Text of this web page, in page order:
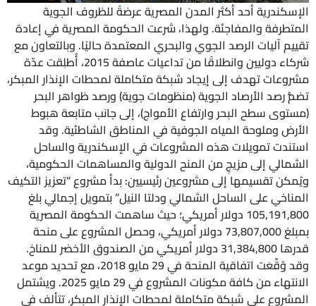
الإسكندرية أحد أكثر المدن المصرية عرضةً للظروف الجوية
المتطرفة والمفاجئة. ولهذا، شرعت الحكومة المصرية في إعادة
تقييم آليات الرصد الجوي والبحري المعتمدة حاليًا. وبالتعاون مع
شركاء دوليين وانطلاقًا من تداعيات عاصفة 2015، أُطلِقت عدّة
مشروعات تهدف إلى إيجاد شبكة متكاملة لمحطات الإنذار المبكر،
تضمُّ رصد الأرصاد الجوية (منظومات جوية) ورصد ظواهر البحر
(مستوى سطح البحر وارتفاع الأمواج)، إلى جانب متابعة هبوط
الأرض وملوحة المياه الجوفية في المناطق الشاطئية. وقد
استندت تمويلات هذه المشروعات في الإسكندرية والساحل
الشمالي إلى مزيجٍ من المنح الدولية والمساهمات الحكومية،
ويُمكن تقسيمها إلى مشروعين رئيسيين: بدأ مشروع “تعزيز التكيف
المناخي على الساحل الشمالي ودلتا النيل” بتمويل إجمالي بلغ
105,191,800 دولار أمريكي؛ حيث ساهمت الحكومة المصرية
بمبلغ 73,807,000 دولار أمريكي، وحصل المشروع على منحة
قدرها 31,384,800 دولار أمريكي من الصندوق الأخضر للمناخ.
وقد وُقِّعَت اتفاقية المنحة في 29 مايو 2018، مع تحديد موعد
الانتهاء من كافة مكونات المشروع في 29 مايو 2025. ويشتمل
المشروع على شبكة متكاملة لمحطات الإنذار المبكر، تتألف في